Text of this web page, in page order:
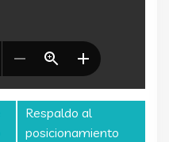
Respaldo al
posicionamiento